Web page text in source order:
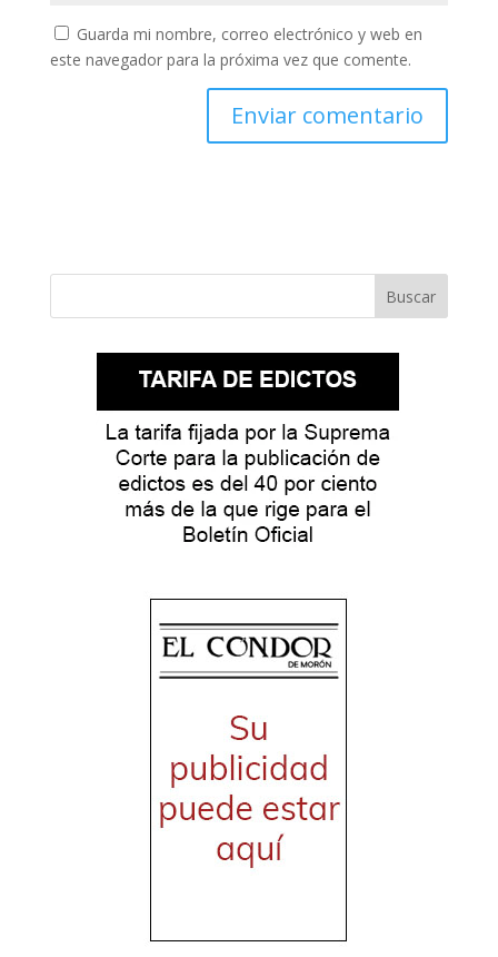
Guarda mi nombre, correo electrónico y web en
este navegador para la próxima vez que comente.
Buscar